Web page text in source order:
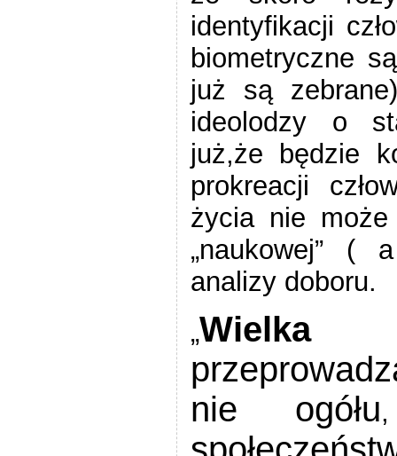
identyfikacji
biometryczne
już są
ideolodzy o
już,że będzie
prokreacji
życia nie
„naukowej” (
analizy doboru.
„Wielka
nie ogółu